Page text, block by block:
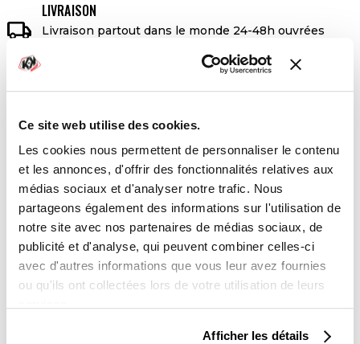
Ce site web utilise des cookies.
Les cookies nous permettent de personnaliser le contenu
et les annonces, d'offrir des fonctionnalités relatives aux
médias sociaux et d'analyser notre trafic. Nous
partageons également des informations sur l'utilisation de
notre site avec nos partenaires de médias sociaux, de
publicité et d'analyse, qui peuvent combiner celles-ci
avec d'autres informations que vous leur avez fournies
ou qu'ils ont collectées lors de votre utilisation de leurs
Afficher les détails

LIVRAISON
Livraison partout dans le monde 24-48h ouvrées
PAIEMENTS SÉCURISÉS
 RETOUR ET REMBOURSEMENT
Lien vers notre politique de remboursement
UNE QUESTION ?
Une équipe vous répond du lundi au vendredi de
9h00 à 18h00
Contact : 03 85 30 30 24
Avis client